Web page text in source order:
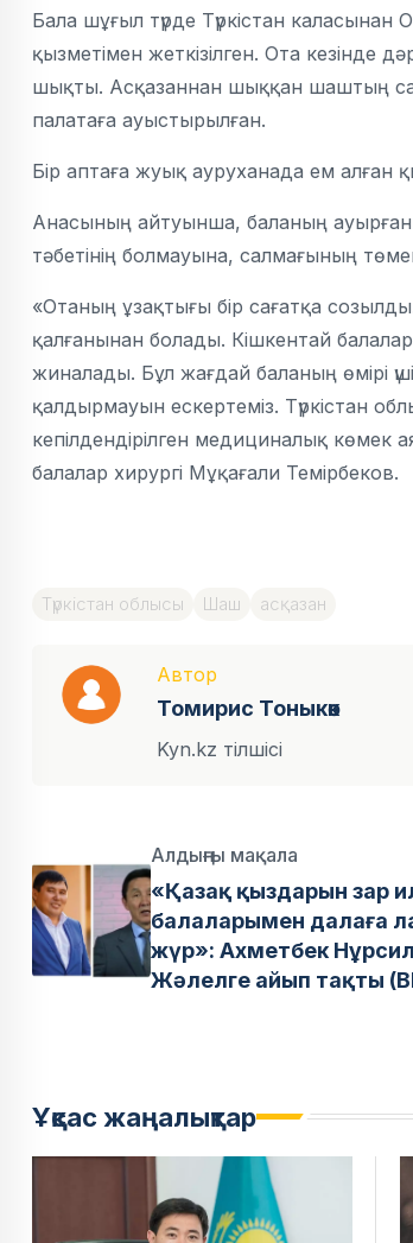
Бала шұғыл түрде Түркістан
қызметімен жеткізілген. Ота кезінде
шықты. Асқазаннан шыққан шаштың
палатаға ауыстырылған.
Бір аптаға жуық ауруханада ем алған
Анасының айтуынша, баланың
тәбетінің болмауына, салмағының
«Отаның ұзақтығы бір сағатқа
қалғанынан болады. Кішкентай
жиналады. Бұл жағдай баланың өмірі
қалдырмауын ескертеміз. Түркістан
кепілдендірілген медициналық көмек
балалар хирургі Мұқағали Темірбеков.
Түркістан облысы Шаш асқазан
Автор
Томирис Тоныкөк
Kyn.kz тілшісі
Алдыңғы мақала
«Қазақ қыздарын зар
балаларымен далаға
жүр»: Ахметбек
Жәлелге айып тақты
Ұқсас жаңалықтар